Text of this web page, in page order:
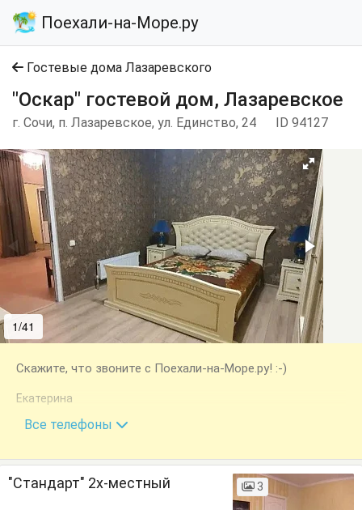
Поехали-на-Море.ру
Гостевые дома Лазаревского
"Оскар" гостевой дом, Лазаревское
г. Сочи, п. Лазаревское, ул. Единство, 24 ID 94127
1/41
Скажите, что звоните с Поехали-на-Море.ру! :-)
Екатерина
+7 (988) 288-26-33
Все телефоны
"Стандарт" 2х-местный 3